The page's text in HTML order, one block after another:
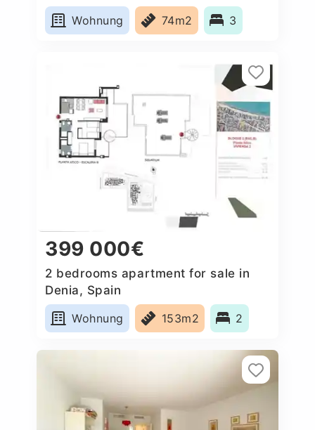
Wohnung
74m2 3
399 000€
2 bedrooms apartment for sale in
Denia, Spain
Wohnung
153m2 2